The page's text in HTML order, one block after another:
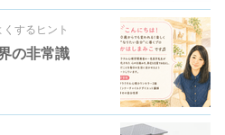
するヒント
の非常識